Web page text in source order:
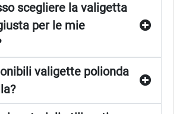
scegliere la valigetta
per le mie
valigette polionda